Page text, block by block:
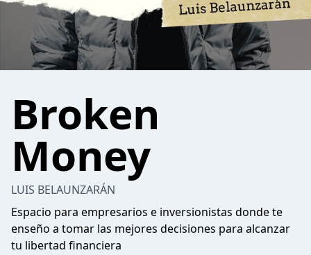
Broken
Money
LUIS BELAUNZARÁN
Espacio para empresarios e inversionistas donde te
enseño a tomar las mejores decisiones para alcanzar
tu libertad financiera